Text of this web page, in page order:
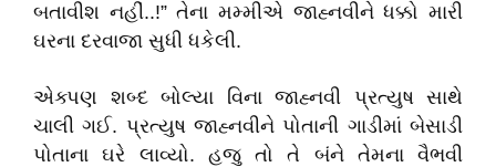
બતાવીશ નહીં..!” તેના મમ્મીએ જાહ્નવીને ધક્કો મારી
ઘરના દરવાજા સુધી ધકેલી.
એક્પણ શબ્દ બોલ્યા વિના જાહ્નવી પ્રત્યુષ સાથે
ચાલી ગઈ. પ્રત્યુષ જાહ્નવીને પોતાની ગાડીમાં બેસાડી
પોતાના ઘરે લાવ્યો. હજુ તો તે બંને તેમના વૈભવી